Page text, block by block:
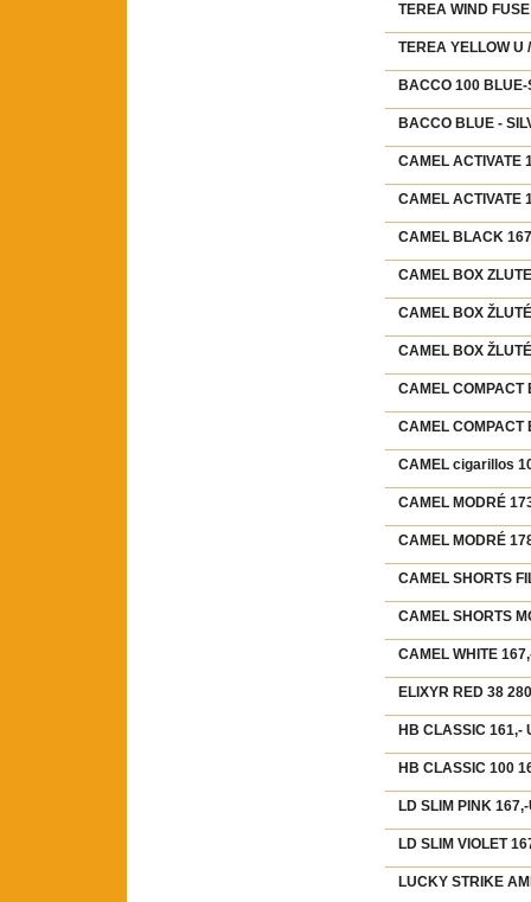
TEREA WIND
TEREA YELLOW U
BACCO 100 BLUE-
BACCO BLUE -
CAMEL ACTIVATE
CAMEL ACTIVATE
CAMEL BLACK
CAMEL BOX
CAMEL BOX
CAMEL BOX
CAMEL COMPACT
CAMEL COMPACT
CAMEL cigarillos
CAMEL MODRÉ
CAMEL MODRÉ
CAMEL SHORTS
CAMEL SHORTS
CAMEL WHITE
ELIXYR RED 38
HB CLASSIC 161,-
HB CLASSIC 100
LD SLIM PINK
LD SLIM VIOLET
LUCKY STRIKE